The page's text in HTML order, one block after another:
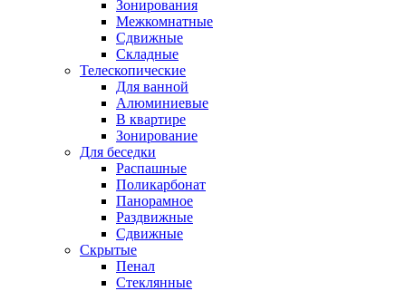
Зонирования
Межкомнатные
Сдвижные
Складные
Телескопические
Для ванной
Алюминиевые
В квартире
Зонирование
Для беседки
Распашные
Поликарбонат
Панорамное
Раздвижные
Сдвижные
Скрытые
Пенал
Стеклянные